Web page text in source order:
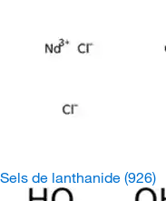
Sels de lanthanide (926)